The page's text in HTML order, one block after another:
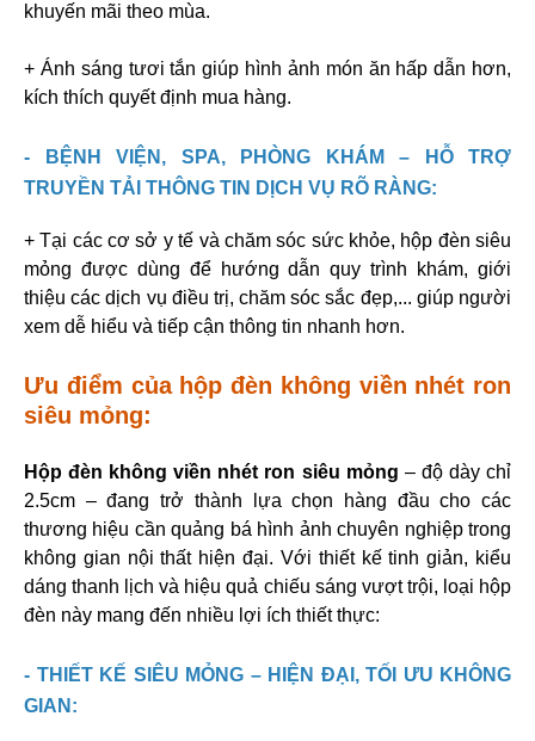
khuyến mãi theo mùa.
+ Ánh sáng tươi tắn giúp hình ảnh món ăn hấp dẫn hơn,
kích thích quyết định mua hàng.
- BỆNH VIỆN, SPA, PHÒNG KHÁM – HỖ TRỢ
TRUYỀN TẢI THÔNG TIN DỊCH VỤ RÕ RÀNG:
+ Tại các cơ sở y tế và chăm sóc sức khỏe, hộp đèn siêu
mỏng được dùng để hướng dẫn quy trình khám, giới
thiệu các dịch vụ điều trị, chăm sóc sắc đẹp,... giúp người
xem dễ hiểu và tiếp cận thông tin nhanh hơn.
Ưu điểm của hộp đèn không viền nhét ron
siêu mỏng:
Hộp đèn không viền nhét ron siêu mỏng – độ dày chỉ
2.5cm – đang trở thành lựa chọn hàng đầu cho các
thương hiệu cần quảng bá hình ảnh chuyên nghiệp trong
không gian nội thất hiện đại. Với thiết kế tinh giản, kiểu
dáng thanh lịch và hiệu quả chiếu sáng vượt trội, loại hộp
đèn này mang đến nhiều lợi ích thiết thực:
- THIẾT KẾ SIÊU MỎNG – HIỆN ĐẠI, TỐI ƯU KHÔNG
GIAN: